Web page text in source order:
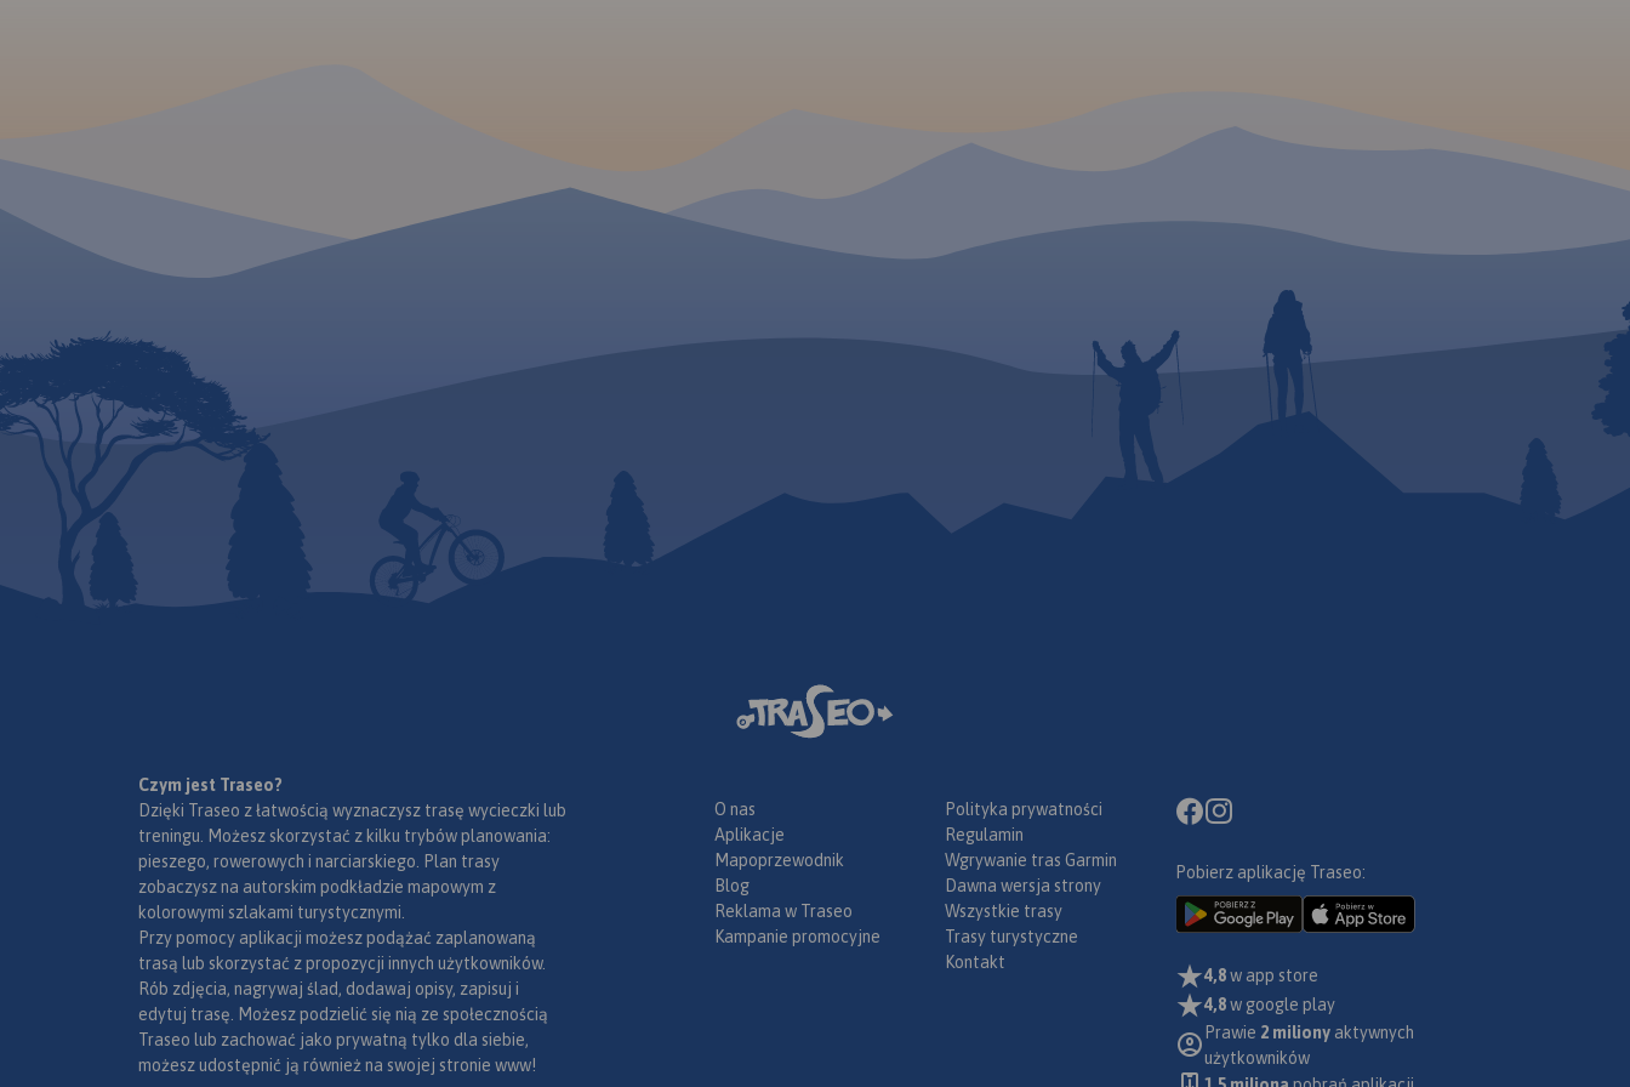
Czym jest Traseo?
Dzięki Traseo z łatwością wyznaczysz trasę wycieczki lub
treningu. Możesz skorzystać z kilku trybów planowania:
pieszego, rowerowych i narciarskiego. Plan trasy
zobaczysz na autorskim podkładzie mapowym z
kolorowymi szlakami turystycznymi.
Przy pomocy aplikacji możesz podążać zaplanowaną
trasą lub skorzystać z propozycji innych użytkowników.
Rób zdjęcia, nagrywaj ślad, dodawaj opisy, zapisuj i
edytuj trasę. Możesz podzielić się nią ze społecznością
Traseo lub zachować jako prywatną tylko dla siebie,
możesz udostępnić ją również na swojej stronie www!
O nas
Aplikacje
Mapoprzewodnik
Blog
Reklama w Traseo
Kampanie promocyjne
Polityka prywatności
Regulamin
Wgrywanie tras Garmin
Dawna wersja strony
Wszystkie trasy
Trasy turystyczne
Kontakt
Pobierz aplikację Traseo:
4,8w app store
4,8w google play
Prawie 2 miliony aktywnych
użytkowników